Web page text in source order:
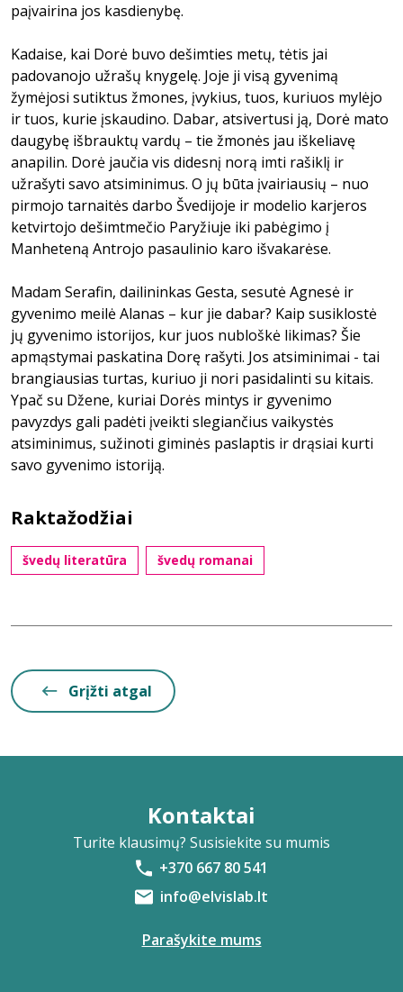
paįvairina jos kasdienybę.
Kadaise, kai Dorė buvo dešimties metų, tėtis jai
padovanojo užrašų knygelę. Joje ji visą gyvenimą
žymėjosi sutiktus žmones, įvykius, tuos, kuriuos mylėjo
ir tuos, kurie įskaudino. Dabar, atsivertusi ją, Dorė mato
daugybę išbrauktų vardų – tie žmonės jau iškeliavę
anapilin. Dorė jaučia vis didesnį norą imti rašiklį ir
užrašyti savo atsiminimus. O jų būta įvairiausių – nuo
pirmojo tarnaitės darbo Švedijoje ir modelio karjeros
ketvirtojo dešimtmečio Paryžiuje iki pabėgimo į
Manheteną Antrojo pasaulinio karo išvakarėse.
Madam Serafin, dailininkas Gesta, sesutė Agnesė ir
gyvenimo meilė Alanas – kur jie dabar? Kaip susiklostė
jų gyvenimo istorijos, kur juos nubloškė likimas? Šie
apmąstymai paskatina Dorę rašyti. Jos atsiminimai - tai
brangiausias turtas, kuriuo ji nori pasidalinti su kitais.
Ypač su Džene, kuriai Dorės mintys ir gyvenimo
pavyzdys gali padėti įveikti slegiančius vaikystės
atsiminimus, sužinoti giminės paslaptis ir drąsiai kurti
savo gyvenimo istoriją.
Raktažodžiai
švedų literatūra švedų romanai
Grįžti atgal
Kontaktai
Turite klausimų? Susisiekite su mumis
+370 667 80 541
info@elvislab.lt
Parašykite mums